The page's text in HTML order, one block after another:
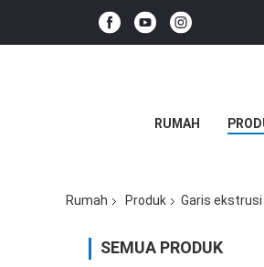
RUMAH
Rumah Produk Garis
SEMUA PRODUK